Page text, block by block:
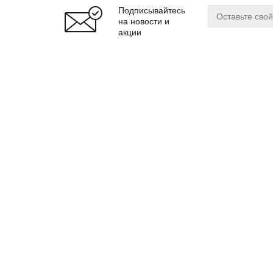
Подписывайтесь
на новости и
акции